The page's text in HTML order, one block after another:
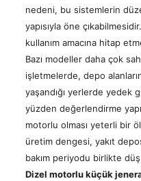
nedeni, bu sistemlerin
yapısıyla öne
kullanım amacına hitap
Bazı modeller daha çok
işletmelerde, depo
yaşandığı yerlerde yedek
yüzden değerlendirme
motorlu olması yeterli bir
üretim dengesi, yakıt
bakım periyodu birlikte
Dizel motorlu küçük